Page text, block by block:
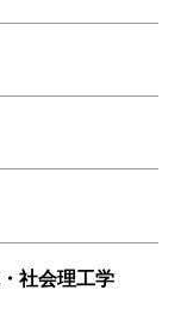
社会理工学